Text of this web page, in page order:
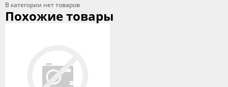
В категории нет товаров
Похожие товары